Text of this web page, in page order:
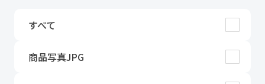
すべて
商品写真JPG